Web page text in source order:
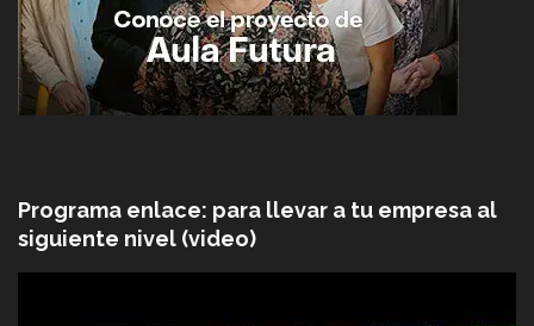
Programa enlace: para llevar a tu empresa al
siguiente nivel (video)